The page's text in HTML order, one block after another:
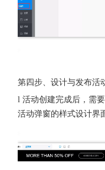
第四步、设计与发布活
l 活动创建完成后，需
活动弹窗的样式设计界